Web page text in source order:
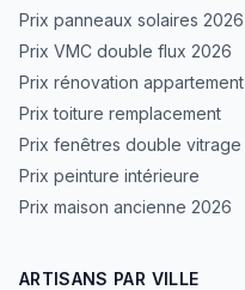
Prix panneaux solaires 2026
Prix VMC double flux 2026
Prix rénovation appartement
Prix toiture remplacement
Prix fenêtres double vitrage
Prix peinture intérieure
Prix maison ancienne 2026
ARTISANS PAR VILLE